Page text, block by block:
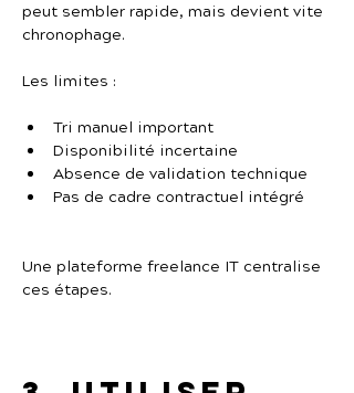
peut sembler rapide, mais devient vite
chronophage.
Les limites :
Tri manuel important
Disponibilité incertaine
Absence de validation technique
Pas de cadre contractuel intégré
Une plateforme freelance IT centralise
ces étapes.